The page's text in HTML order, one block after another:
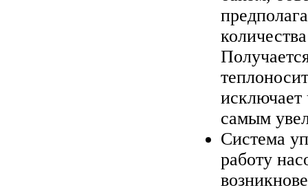
самым
Система
работу